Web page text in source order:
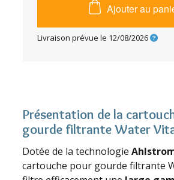
Ajouter au
Livraison prévue le 12/08/2026
Présentation de la
gourde filtrante Water
Dotée de la technologie
cartouche pour gourde filtrante